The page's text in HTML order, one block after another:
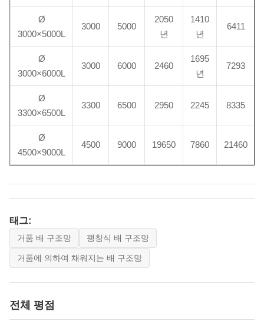
Ø
3000×5000L
3000 5000
2050
년
1410
년
6411
Ø
3000×6000L
3000 6000 2460
1695
년
7293
Ø
3300×6500L
3300 6500 2950 2245 8335
Ø
4500×9000L
4500 9000 19650 7860 21460
태그:
거품 배 구조망 팽창식 배 구조망
거품에 의하여 채워지는 배 구조망
전체 평점